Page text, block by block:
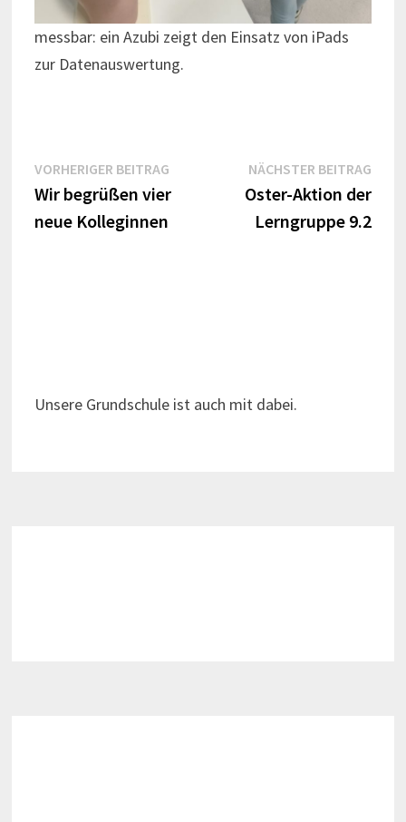
messbar: ein Azubi zeigt den Einsatz von iPads
zur Datenauswertung.
Beitrags-
Navigation
VORHERIGER BEITRAGVorheriger
Beitrag:
Wir begrüßen vier
neue Kolleginnen
NÄCHSTER BEITRAG
Oster-Aktion der
Lerngruppe 9.2
Unsere Grundschule ist auch mit dabei.